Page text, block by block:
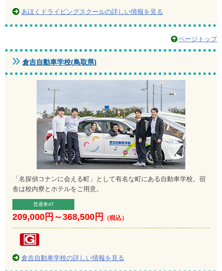
あほくドライビングスクールの詳しい情報を見る
ページトップ
倉吉自動車学校(鳥取県)
「名探偵コナンに会える町」として有名な町にある自動車学校。宿
舎は校内寮とホテルをご用意。
普通車AT
209,000円 ～368,500円 （税込）
倉吉自動車学校の詳しい情報を見る